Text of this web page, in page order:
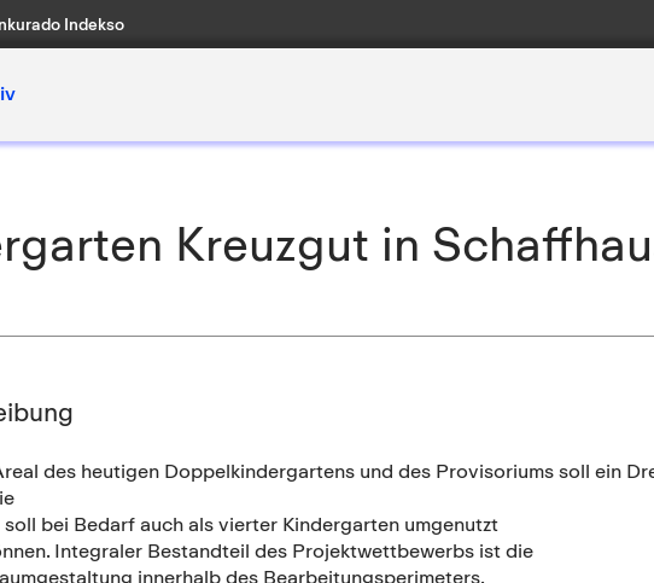
Indekso
Kreuzgut in
des heutigen Doppelkindergartens und des Provisoriums soll ein
soll bei Bedarf auch als vierter Kindergarten umgenutzt
Integraler Bestandteil des Projektwettbewerbs ist die
innerhalb des Bearbeitungsperimeters.